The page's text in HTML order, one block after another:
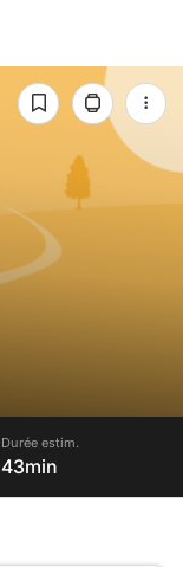
Durée estim.
43min